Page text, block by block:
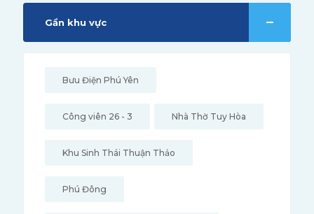
Gần khu vực
Bưu Điện Phú Yên
Công viên 26 - 3 Nhà Thờ Tuy Hòa
Khu Sinh Thái Thuận Thảo
Phú Đông